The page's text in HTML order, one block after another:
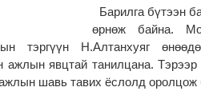
Барилга бүтээн
өрнөж байна.
тэргүүн Н.Алтанхуяг
явцтай танилцана. Тэрээр
шавь тавих ёслолд оролцож